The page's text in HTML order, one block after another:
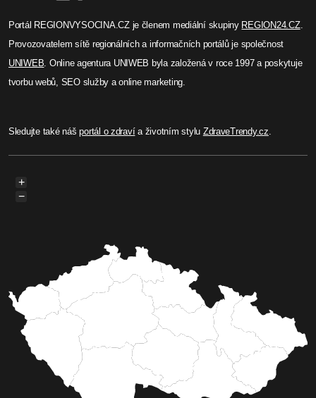
Portál REGIONVYSOCINA.CZ je členem mediální skupiny REGION24.CZ.
Provozovatelem sítě regionálních a informačních portálů je společnost
UNIWEB . Online agentura UNIWEB byla založená v roce 1997 a poskytuje
tvorbu webů, SEO služby a online marketing.
Sledujte také nášportál o zdravía životním stylu ZdraveTrendy.cz
+
−